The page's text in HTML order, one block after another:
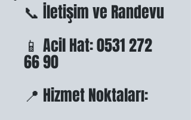
📞 İletişim ve Randevu
📱 Acil Hat:0531 272
66 90
📍 Hizmet Noktaları: